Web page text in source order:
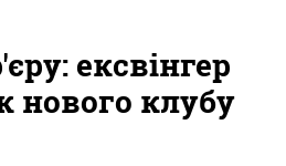
ексвінгер
нового клубу